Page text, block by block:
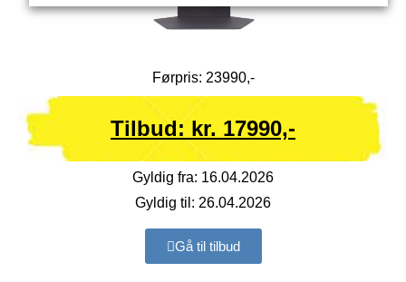
Førpris: 23990,-
Tilbud: kr. 17990,-
Gyldig fra: 16.04.2026
Gyldig til: 26.04.2026
Gå til tilbud